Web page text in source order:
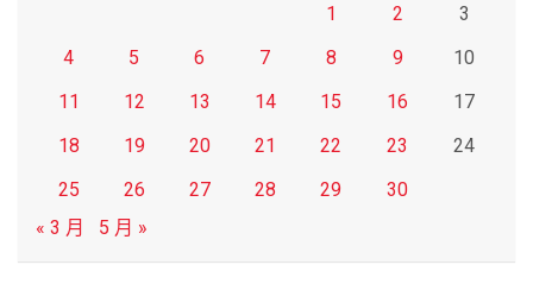
1
2
3
4
5 6 7 8 9
10
11
12 13 14 15 16
17
18
19 20 21 22 23
24
25
26 27 28 29
30
« 3 月
5 月 »